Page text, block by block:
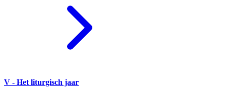
V - Het liturgisch jaar